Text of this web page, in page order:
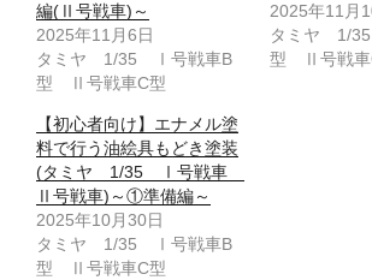
編(Ⅱ号戦車)～
2025年11月6日
タミヤ 1/35 Ⅰ号戦車B
型 Ⅱ号戦車C型
2025年11月
タミヤ 1/
型 Ⅱ号戦車
【初心者向け】エナメル塗
料で行う油絵具もどき塗装
(タミヤ 1/35 Ⅰ号戦車
Ⅱ号戦車)～①準備編～
2025年10月30日
タミヤ 1/35 Ⅰ号戦車B
型 Ⅱ号戦車C型